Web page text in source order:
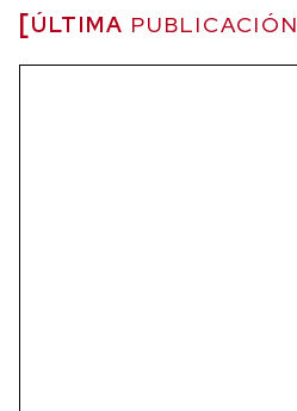
ÚLTIMA PUBLICACIÓN